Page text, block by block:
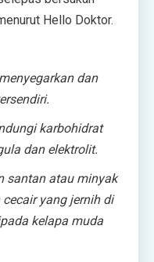
Hello Doktor.
dan
karbohidrat
dan elektrolit.
santan atau minyak
yang jernih di
kelapa muda